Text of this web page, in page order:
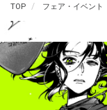
TOP フェア・イベント